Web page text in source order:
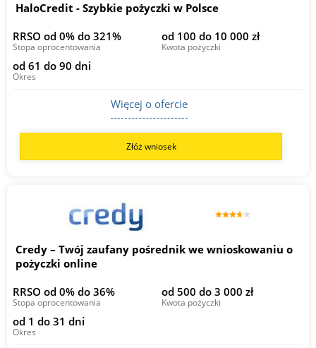
HaloCredit - Szybkie pożyczki w Polsce
RRSO od 0% do 321%
Stopa oprocentowania
od 100 do 10 000 zł
Kwota pożyczki
od 61 do 90 dni
Okres
Więcej o ofercie
Złóż wniosek
Credy – Twój zaufany pośrednik we wnioskowaniu o
pożyczki online
RRSO od 0% do 36%
Stopa oprocentowania
od 500 do 3 000 zł
Kwota pożyczki
od 1 do 31 dni
Okres